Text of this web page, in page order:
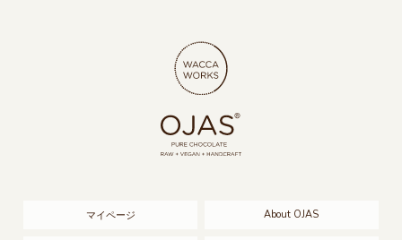
マイページ About OJAS